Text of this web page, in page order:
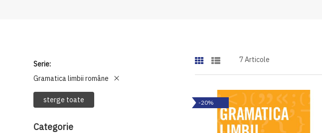
Serie
Gramatica limbii române
sterge toate
Categorie
7Articole
-20%